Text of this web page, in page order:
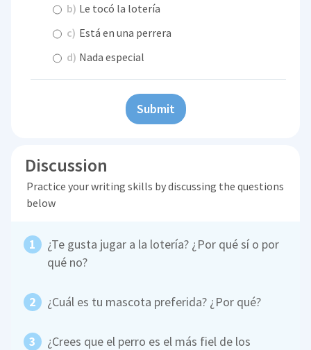
b) Le tocó la lotería
c) Está en una perrera
d) Nada especial
Submit
Discussion
Practice your writing skills by discussing the questions
below
¿Te gusta jugar a la lotería? ¿Por qué sí o por
qué no?
¿Cuál es tu mascota preferida? ¿Por qué?
¿Crees que el perro es el más fiel de los